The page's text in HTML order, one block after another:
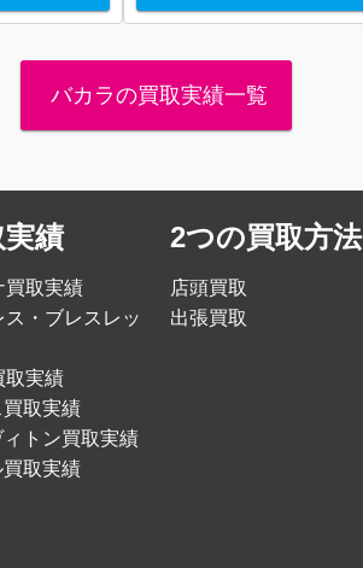
バカラの買取実績一覧
績
買取実績
・ブレスレッ
取実績
取実績
トン買取実績
買取実績
2つの買取方法
店頭買取
出張買取